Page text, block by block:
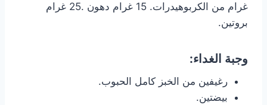
غرام من الكربوهيدرات. 15 غرام دهون .25 غرام
بروتين.
وجبة الغداء:
رغيفين من الخبز كامل الحبوب.
بيضتين.